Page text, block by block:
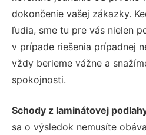
dokončenie vašej zákazky.
ľudia, sme tu pre vás nielen
v prípade riešenia prípadnej
vždy berieme vážne a
spokojnosti.
Schody z laminátovej
sa o výsledok nemusíte